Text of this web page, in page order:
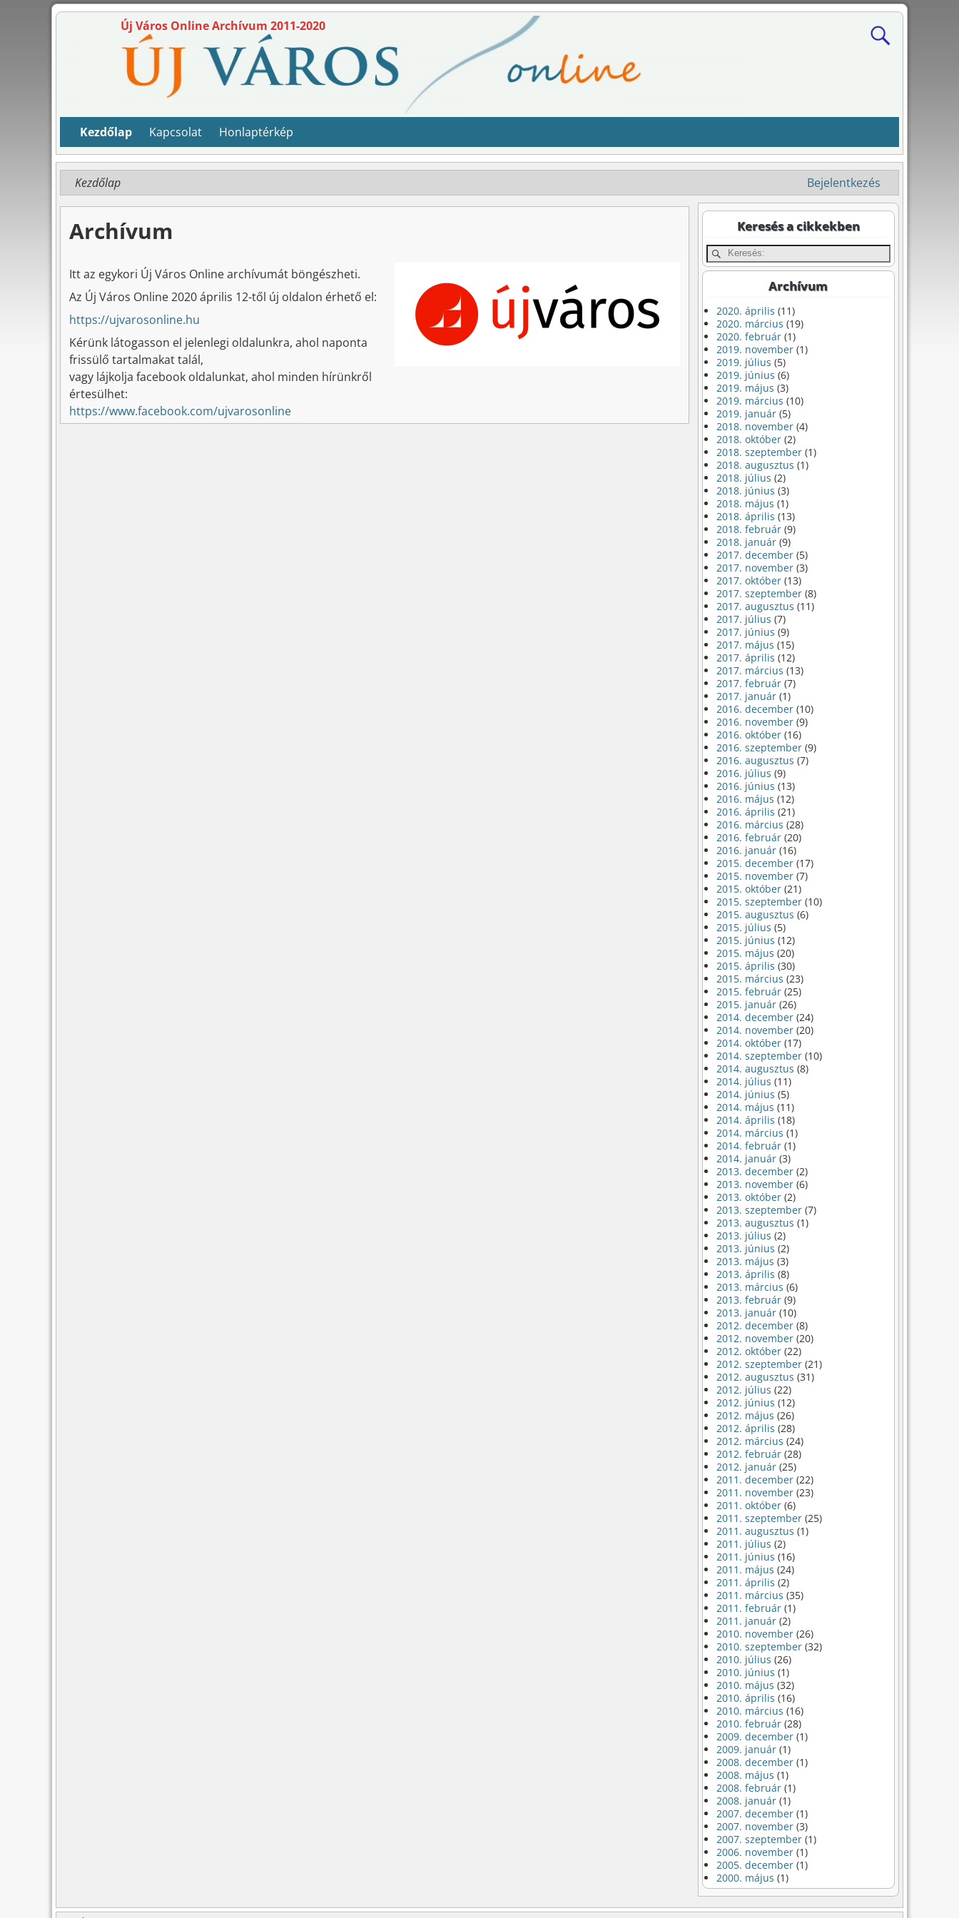
Új Város Online Archívum 2011-2020
Kezdőlap Kapcsolat Honlaptérkép
Kezdőlap Bejelentkezés
Archívum
Itt az egykori Új Város Online archívumát böngészheti.
Az Új Város Online 2020 április 12-től új oldalon érhető el:
https://ujvarosonline.hu
Kérünk látogasson el jelenlegi oldalunkra, ahol naponta
frissülő tartalmakat talál,
vagy lájkolja facebook oldalunkat, ahol minden hírünkről
értesülhet:
https://www.facebook.com/ujvarosonline
Keresés a cikkekben
Archívum
2020. április (11)
2020. március (19)
2020. február(1)
2019. november(1)
2019. július (5)
2019. június (6)
2019. május (3)
2019. március (10)
2019. január(5)
2018. november(4)
2018. október(2)
2018. szeptember(1)
2018. augusztus (1)
2018. július (2)
2018. június (3)
2018. május (1)
2018. április (13)
2018. február(9)
2018. január(9)
2017. december(5)
2017. november(3)
2017. október(13)
2017. szeptember(8)
2017. augusztus (11)
2017. július (7)
2017. június (9)
2017. május (15)
2017. április (12)
2017. március (13)
2017. február(7)
2017. január(1)
2016. december(10)
2016. november(9)
2016. október(16)
2016. szeptember(9)
2016. augusztus (7)
2016. július (9)
2016. június (13)
2016. május (12)
2016. április (21)
2016. március (28)
2016. február(20)
2016. január(16)
2015. december(17)
2015. november(7)
2015. október(21)
2015. szeptember(10)
2015. augusztus (6)
2015. július (5)
2015. június (12)
2015. május (20)
2015. április (30)
2015. március (23)
2015. február(25)
2015. január(26)
2014. december(24)
2014. november(20)
2014. október(17)
2014. szeptember(10)
2014. augusztus (8)
2014. július (11)
2014. június (5)
2014. május (11)
2014. április (18)
2014. március (1)
2014. február(1)
2014. január(3)
2013. december(2)
2013. november(6)
2013. október(2)
2013. szeptember(7)
2013. augusztus (1)
2013. július (2)
2013. június (2)
2013. május (3)
2013. április (8)
2013. március (6)
2013. február(9)
2013. január(10)
2012. december(8)
2012. november(20)
2012. október(22)
2012. szeptember(21)
2012. augusztus (31)
2012. július (22)
2012. június (12)
2012. május (26)
2012. április (28)
2012. március (24)
2012. február(28)
2012. január(25)
2011. december(22)
2011. november(23)
2011. október(6)
2011. szeptember(25)
2011. augusztus (1)
2011. július (2)
2011. június (16)
2011. május (24)
2011. április (2)
2011. március (35)
2011. február(1)
2011. január(2)
2010. november(26)
2010. szeptember(32)
2010. július (26)
2010. június (1)
2010. május (32)
2010. április (16)
2010. március (16)
2010. február(28)
2009. december(1)
2009. január(1)
2008. december(1)
2008. május (1)
2008. február(1)
2008. január(1)
2007. december(1)
2007. november(3)
2007. szeptember(1)
2006. november(1)
2005. december(1)
2000. május (1)